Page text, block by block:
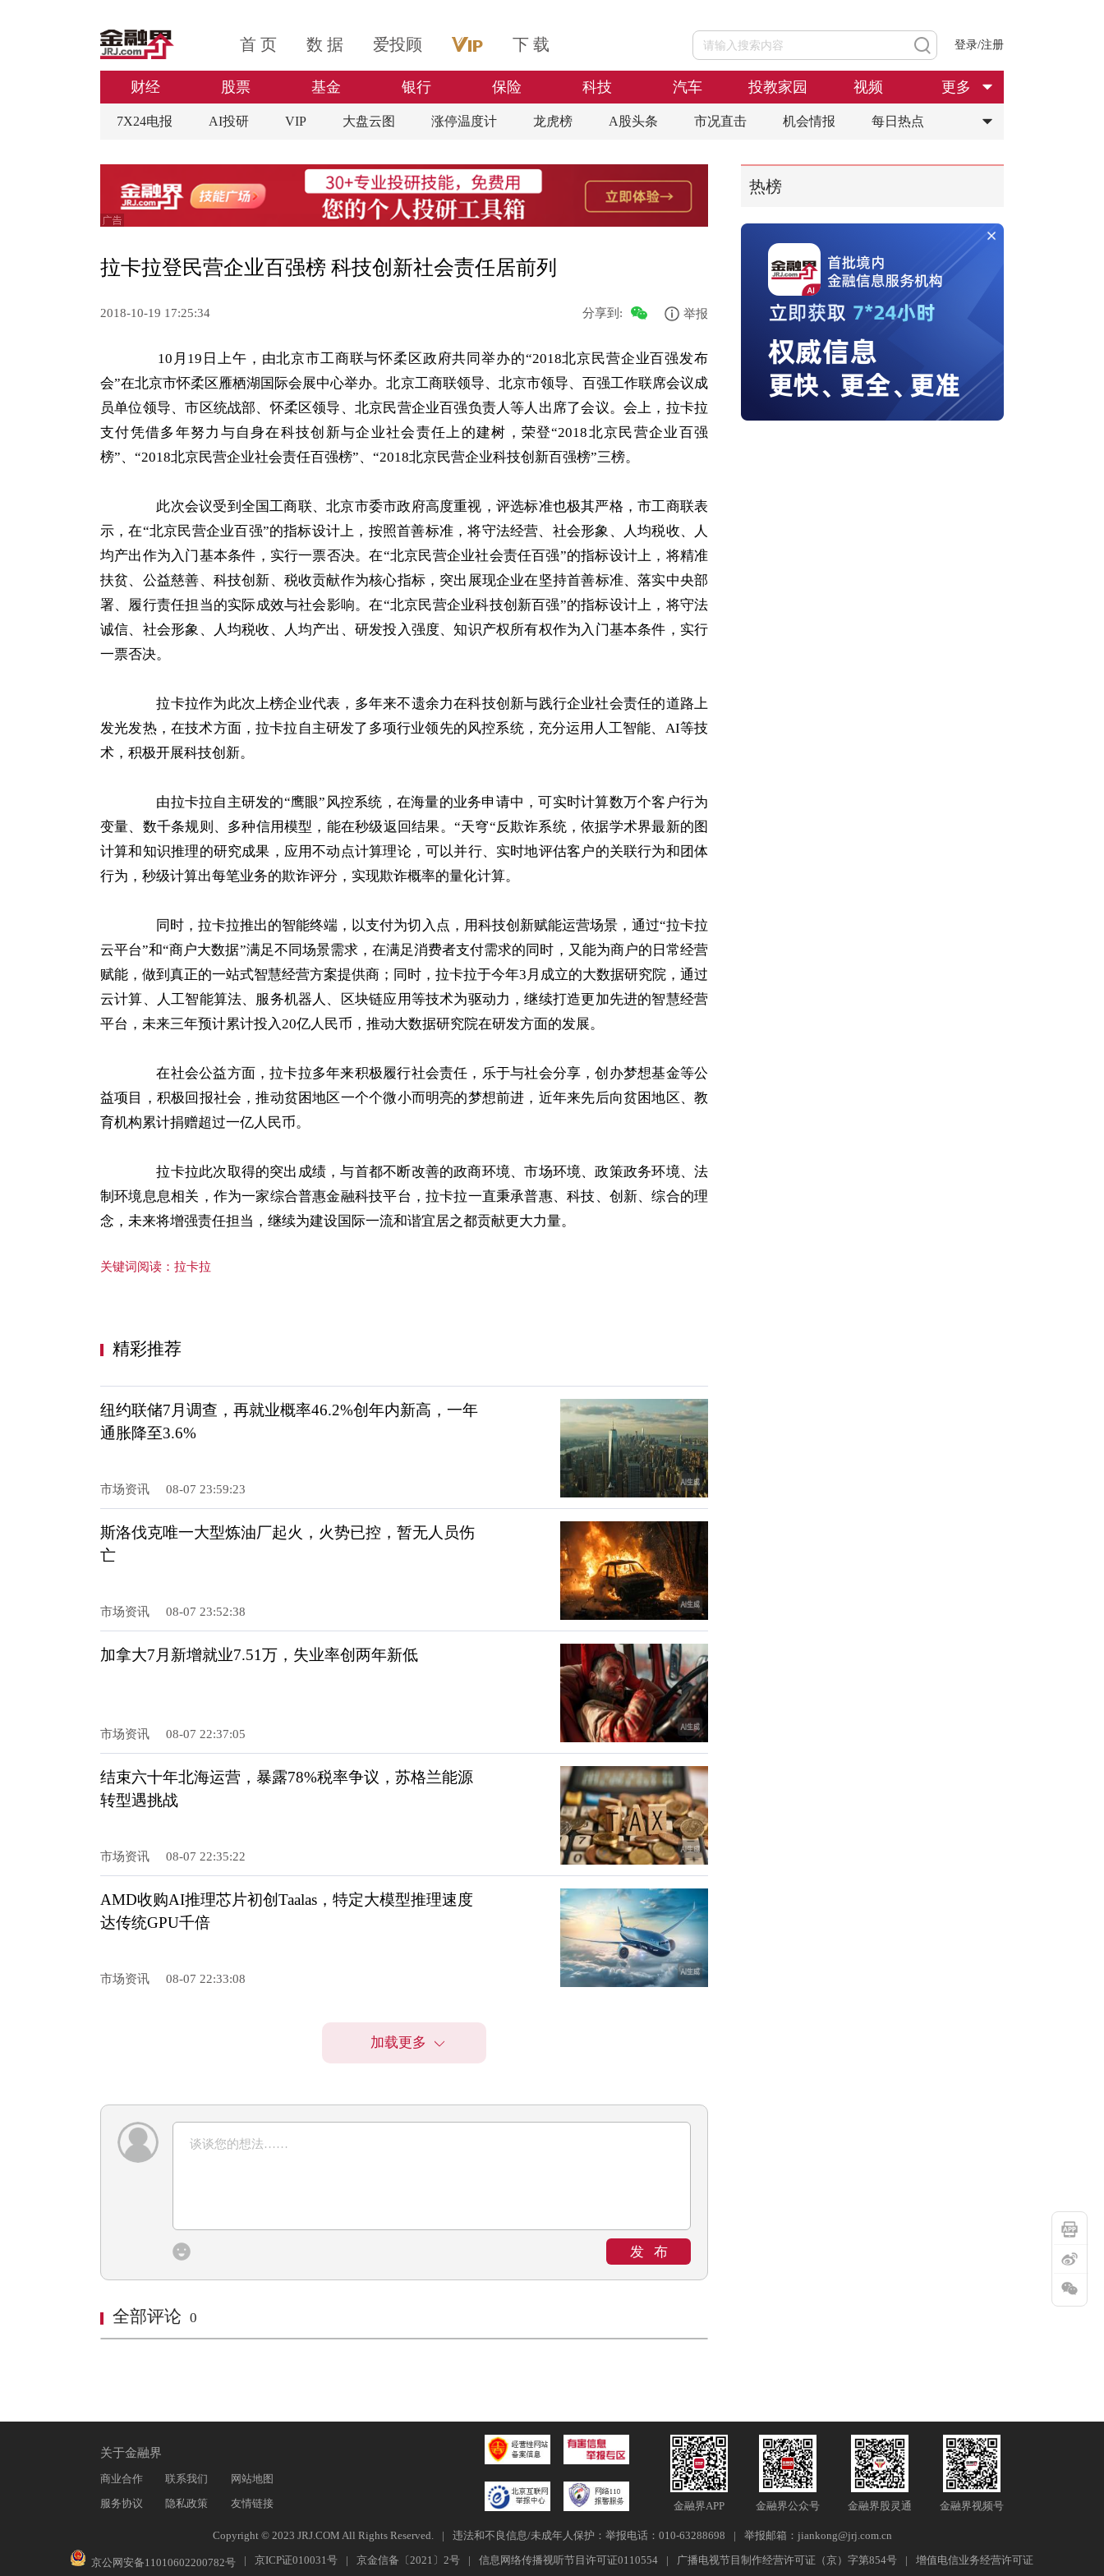
首 页 数 据 爱投顾 下 载 登录/注册
财经 股票 基金 银行 保险 科技 汽车 投教家园 视频 更多
7X24电报 AI投研 VIP 大盘云图 涨停温度计 龙虎榜 A股头条 市况直击 机会情报 每日热点
拉卡拉登民营企业百强榜 科技创新社会责任居前列
2018-10-19 17:25:34 分享到: 举报
10月19日上午，由北京市工商联与怀柔区政府共同举办的“2018北京民营企业百强发布
会”在北京市怀柔区雁栖湖国际会展中心举办。北京工商联领导、北京市领导、百强工作联席会议成
员单位领导、市区统战部、怀柔区领导、北京民营企业百强负责人等人出席了会议。会上，拉卡拉
支付凭借多年努力与自身在科技创新与企业社会责任上的建树，荣登“2018北京民营企业百强
榜”、“2018北京民营企业社会责任百强榜”、“2018北京民营企业科技创新百强榜”三榜。
此次会议受到全国工商联、北京市委市政府高度重视，评选标准也极其严格，市工商联表
示，在“北京民营企业百强”的指标设计上，按照首善标准，将守法经营、社会形象、人均税收、人
均产出作为入门基本条件，实行一票否决。在“北京民营企业社会责任百强”的指标设计上，将精准
扶贫、公益慈善、科技创新、税收贡献作为核心指标，突出展现企业在坚持首善标准、落实中央部
署、履行责任担当的实际成效与社会影响。在“北京民营企业科技创新百强”的指标设计上，将守法
诚信、社会形象、人均税收、人均产出、研发投入强度、知识产权所有权作为入门基本条件，实行
一票否决。
拉卡拉作为此次上榜企业代表，多年来不遗余力在科技创新与践行企业社会责任的道路上
发光发热，在技术方面，拉卡拉自主研发了多项行业领先的风控系统，充分运用人工智能、AI等技
术，积极开展科技创新。
由拉卡拉自主研发的“鹰眼”风控系统，在海量的业务申请中，可实时计算数万个客户行为
变量、数千条规则、多种信用模型，能在秒级返回结果。“天穹“反欺诈系统，依据学术界最新的图
计算和知识推理的研究成果，应用不动点计算理论，可以并行、实时地评估客户的关联行为和团体
行为，秒级计算出每笔业务的欺诈评分，实现欺诈概率的量化计算。
同时，拉卡拉推出的智能终端，以支付为切入点，用科技创新赋能运营场景，通过“拉卡拉
云平台”和“商户大数据”满足不同场景需求，在满足消费者支付需求的同时，又能为商户的日常经营
赋能，做到真正的一站式智慧经营方案提供商；同时，拉卡拉于今年3月成立的大数据研究院，通过
云计算、人工智能算法、服务机器人、区块链应用等技术为驱动力，继续打造更加先进的智慧经营
平台，未来三年预计累计投入20亿人民币，推动大数据研究院在研发方面的发展。
在社会公益方面，拉卡拉多年来积极履行社会责任，乐于与社会分享，创办梦想基金等公
益项目，积极回报社会，推动贫困地区一个个微小而明亮的梦想前进，近年来先后向贫困地区、教
育机构累计捐赠超过一亿人民币。
拉卡拉此次取得的突出成绩，与首都不断改善的政商环境、市场环境、政策政务环境、法
制环境息息相关，作为一家综合普惠金融科技平台，拉卡拉一直秉承普惠、科技、创新、综合的理
念，未来将增强责任担当，继续为建设国际一流和谐宜居之都贡献更大力量。
关键词阅读： 拉卡拉
精彩推荐
纽约联储7月调查，再就业概率46.2%创年内新高，一年
通胀降至3.6%
市场资讯 08-07 23:59:23
斯洛伐克唯一大型炼油厂起火，火势已控，暂无人员伤
亡
市场资讯 08-07 23:52:38
加拿大7月新增就业7.51万，失业率创两年新低
市场资讯 08-07 22:37:05
结束六十年北海运营，暴露78%税率争议，苏格兰能源
转型遇挑战
市场资讯 08-07 22:35:22
AMD收购AI推理芯片初创Taalas，特定大模型推理速度
达传统GPU千倍
市场资讯 08-07 22:33:08
加载更多
发布
全部评论 0
热榜
关于金融界
商业合作 联系我们
网站地图
服务协议
隐私政策 友情链接 金融界APP 金融界公众号 金融界股灵通 金融界视频号
Copyright © 2023 JRJ.COM All Rights Reserved. | 违法和不良信息/未成年人保护：举报电话：010-63288698 | 举报邮箱：jiankong@jrj.com.cn
京公网安备11010602200782号 | 京ICP证010031号 | 京金信备〔2021〕2号 | 信息网络传播视听节目许可证0110554 | 广播电视节目制作经营许可证（京）字第854号 | 增值电信业务经营许可证